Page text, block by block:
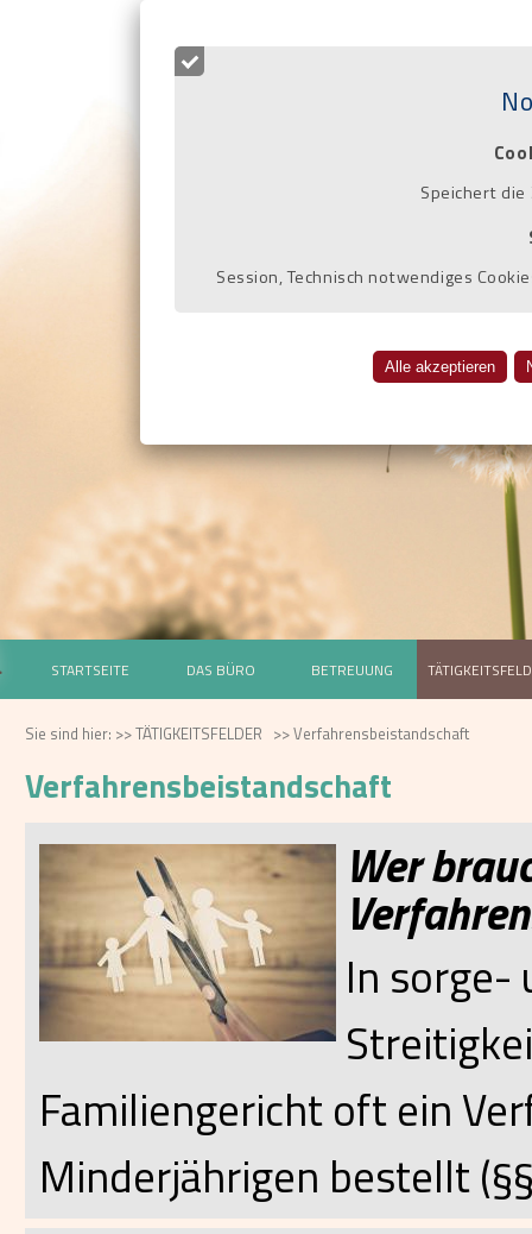
Speichert die
Session, Technisch notwendiges
STARTSEITE DAS BÜRO BETREUUNG
Sie sind hier: >>TÄTIGKEITSFELDER >>Verfahrensbeistandschaft
Verfahrensbeistandschaft
Wer
In sorge-
Familiengericht oft ein
Minderjährigen bestellt